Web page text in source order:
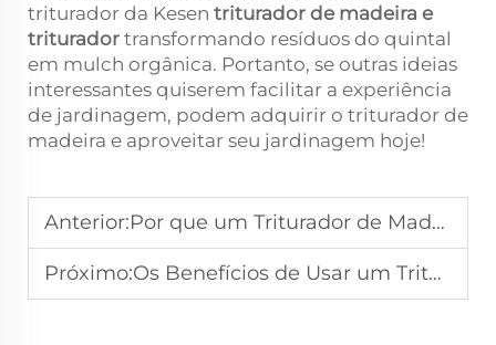
triturador da Kesen triturador de madeira e
triturador transformando resíduos do quintal
em mulch orgânica. Portanto, se outras ideias
interessantes quiserem facilitar a experiência
de jardinagem, podem adquirir o triturador de
madeira e aproveitar seu jardinagem hoje!
Anterior:Por que um Triturador de Madeira é a Ferramenta Essencial para um Paisagismo Sustentável
Próximo:Os Benefícios de Usar um Triturador de Madeira para Limpeza do Jardim e Paisagismo